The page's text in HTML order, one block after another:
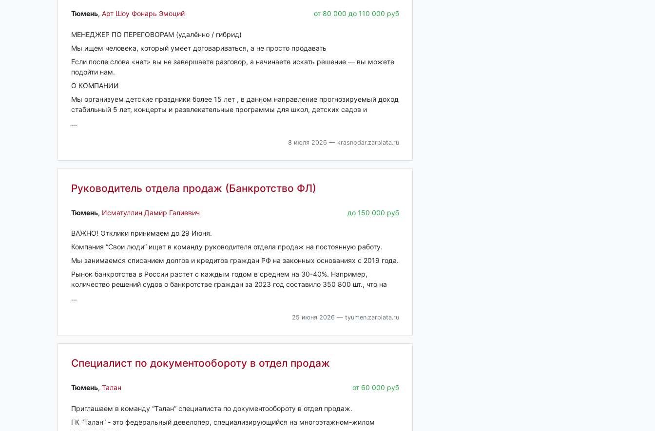
Тюмень‎, Арт Шоу Фонарь Эмоций от 80 000 до 110 000 руб
МЕНЕДЖЕР ПО ПЕРЕГОВОРАМ (удалённо / гибрид)
Мы ищем человека, который умеет договариваться, а не просто продавать
Если после слова «нет» вы не завершаете разговор, а начинаете искать решение — вы можете
подойти нам.
О КОМПАНИИ
Мы организуем детские праздники более 15 лет , в данном направление прогнозируемый доход
стабильный 5 лет, концерты и развлекательные программы для школ, детских садов и
...
8 июля 2026 — krasnodar.zarplata.ru
Руководитель отдела продаж (Банкротство ФЛ)
Тюмень‎, Исматуллин Дамир Галиевич до 150 000 руб
ВАЖНО! Отклики принимаем до 29 Июня.
Компания “Свои люди” ищет в команду руководителя отдела продаж на постоянную работу.
Мы занимаемся списанием долгов и кредитов граждан РФ на законных основаниях с 2019 года.
Рынок банкротства в России растет с каждым годом в среднем на 30-40%. Например,
количество решений судов о банкротстве граждан за 2023 год составило 350 800 шт., что на
...
25 июня 2026 — tyumen.zarplata.ru
Специалист по документообороту в отдел продаж
Тюмень‎, Талан от 60 000 руб
Приглашаем в команду “Талан” специалиста по документообороту в отдел продаж.
ГК “Талан” - это федеральный девелопер, специализирующийся на многоэтажном-жилом